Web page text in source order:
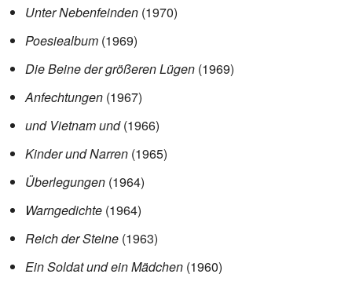
Unter Nebenfeinden (1970)
Poesiealbum (1969)
Die Beine der größeren Lügen (1969)
Anfechtungen (1967)
und Vietnam und(1966)
Kinder und Narren (1965)
Überlegungen (1964)
Warngedichte (1964)
Reich der Steine (1963)
Ein Soldat und ein Mädchen (1960)